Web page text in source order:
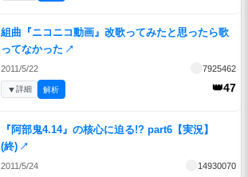
組曲『ニコニコ動画』改歌ってみたと思ったら歌
ってなかった ↗
2011/5/22 7925462
👑47
▼詳細 解析
『阿部鬼4.14』の核心に迫る!? part6【実況】
(終) ↗
2011/5/24 14930070